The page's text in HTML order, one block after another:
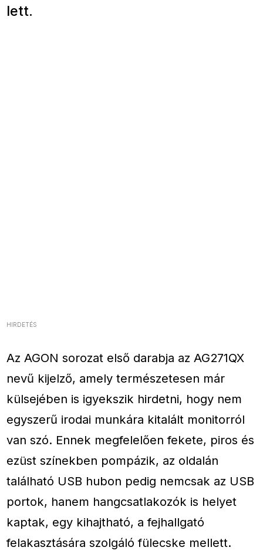
lett.
HIRDETÉS
Az AGON sorozat első darabja az AG271QX
nevű kijelző, amely természetesen már
külsejében is igyekszik hirdetni, hogy nem
egyszerű irodai munkára kitalált monitorról
van szó. Ennek megfelelően fekete, piros és
ezüst színekben pompázik, az oldalán
található USB hubon pedig nemcsak az USB
portok, hanem hangcsatlakozók is helyet
kaptak, egy kihajtható, a fejhallgató
felakasztására szolgáló fülecske mellett.